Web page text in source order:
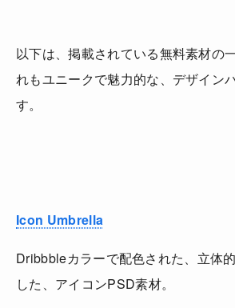
以下は、掲載されている無料素材の
れもユニークで魅力的な、デザイン
す。
Icon Umbrella
Dribbbleカラーで配色された、立体
した、アイコンPSD素材。